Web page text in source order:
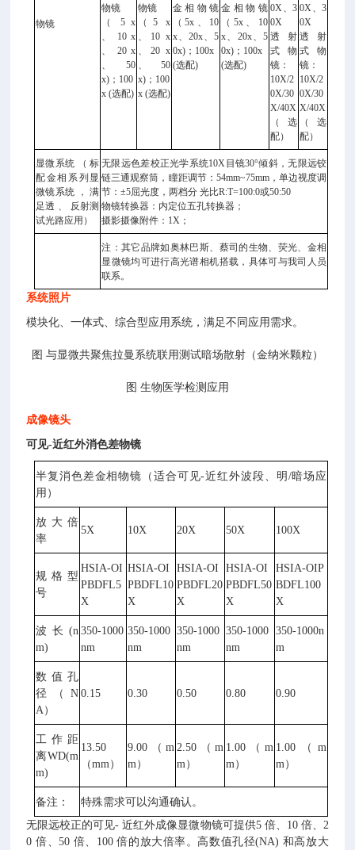
物镜
物镜
（ 5 x
、 10 x
、 20 x
、50
x)；100
x (选配)
物镜
（5 x
、10 x
、20 x
、50
x)；100
x (选配)
金相物镜
（5x、10
x、20x、5
0x)；100x
(选配)
金相物镜
（5x、10
x、20x、5
0x)；100x
(选配)
0X、3
0X
透射
式物
镜：
10X/2
0X/30
X/40X
（选
配）
0X、3
0X
透射
式物
镜：
10X/2
0X/30
X/40X
（选
配）
显微系统 （ 标
配金相系列显
微镜系统 ， 满
足透 、 反射测
试光路应用）
无限远色差校正光学系统10X目镜30°倾斜，无限远铰
链三通观察筒，瞳距调节：54mm~75mm，单边视度调
节：±5屈光度，两档分 光比R:T=100:0或50:50
物镜转换器：内定位五孔转换器；
摄影摄像附件：1X；
注：其它品牌如奥林巴斯、蔡司的生物、荧光、金相
显微镜均可进行高光谱相机搭载，具体可与我司人员
联系。
系统照片
模块化、一体式、综合型应用系统，满足不同应用需求。
图 与显微共聚焦拉曼系统联用测试暗场散射（金纳米颗粒）
图 生物医学检测应用
成像镜头
可见-近红外消色差物镜
半复消色差金相物镜（适合可见-近红外波段、明/暗场应
用）
放大倍
率
5X 10X 20X 50X 100X
规格型
号
HSIA-OI
PBDFL5
X
HSIA-OI
PBDFL10
X
HSIA-OI
PBDFL20
X
HSIA-OI
PBDFL50
X
HSIA-OIP
BDFL100
X
波长(n
m)
350-1000
nm
350-1000
nm
350-1000
nm
350-1000
nm
350-1000n
m
数值孔
径（N
A）
0.15 0.30 0.50 0.80 0.90
工作距
离WD(m
m)
13.50
（mm）
9.00（m
m）
2.50（m
m）
1.00（m
m）
1.00（m
m）
备注：
特殊需求可以沟通确认。
无限远校正的可见- 近红外成像显微物镜可提供5 倍、10 倍、2
0 倍、50 倍、100 倍的放大倍率。高数值孔径(NA) 和高放大